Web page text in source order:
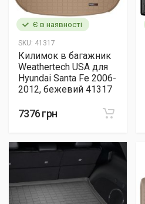
Є в наявності
SKU: 41317
Килимок в багажник
Weathertech USA для
Hyundai Santa Fe 2006-
2012, бежевий 41317
7376 грн